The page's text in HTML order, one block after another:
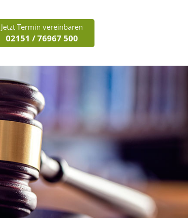
Jetzt Termin vereinbaren
02151 / 76967 500